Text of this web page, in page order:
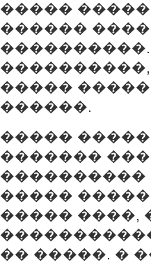
�����
������
�����
������.
�����
�������
����������
�����
����� ����,
�� �����. �